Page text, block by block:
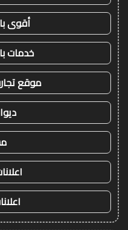
أقوى
خدمات با
موقع